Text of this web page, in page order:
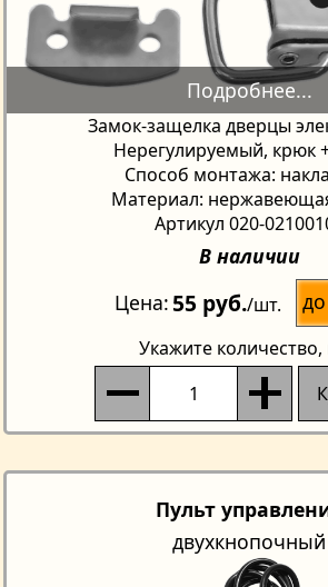
Замок-защелка дверцы
Нерегулируемый, крюк
Способ монтажа:
Материал:
Артикул 020-
В наличии
Цена 55 руб./шт.
Укажите количество,
Пульт
двухкнопочный